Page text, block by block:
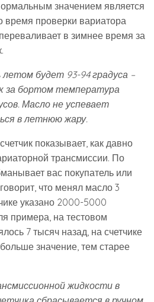
значением является
время проверки вариатора
в зимнее время за
будет 93-94 градуса –
за бортом температура
Масло не успевает
в летнюю жару.
показывает, как давно
трансмиссии. По
вас покупатель или
что менял масло 3
указано 2000-5000
примера, на тестовом
7 тысяч назад, на счетчике
значение, тем старее
жидкости в